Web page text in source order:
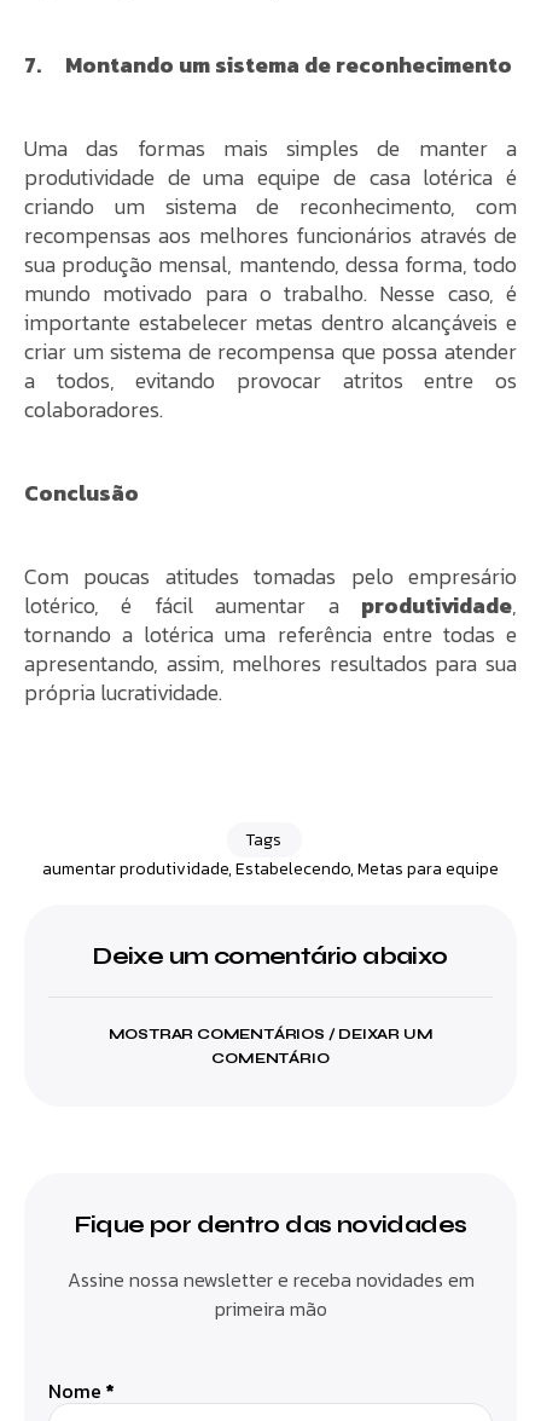
7. Montando um sistema de reconhecimento
Uma das formas mais simples de manter a
produtividade de uma equipe de casa lotérica é
criando um sistema de reconhecimento, com
recompensas aos melhores funcionários através de
sua produção mensal, mantendo, dessa forma, todo
mundo motivado para o trabalho. Nesse caso, é
importante estabelecer metas dentro alcançáveis e
criar um sistema de recompensa que possa atender
a todos, evitando provocar atritos entre os
colaboradores.
Conclusão
Com poucas atitudes tomadas pelo empresário
lotérico, é fácil aumentar a produtividade,
tornando a lotérica uma referência entre todas e
apresentando, assim, melhores resultados para sua
própria lucratividade.
Tags
aumentar produtividade,Estabelecendo,Metas para equipe
Deixe um comentário abaixo
MOSTRAR COMENTÁRIOS / DEIXAR UM
COMENTÁRIO
Fique por dentro das novidades
Assine nossa newsletter e receba novidades em
primeira mão
Nome *